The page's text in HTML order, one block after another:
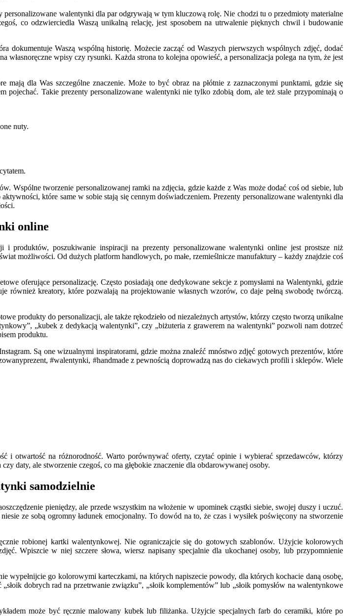
walentynki dla par odgrywają w tym kluczową rolę. Nie chodzi tu o przedmioty materialne
co odzwierciedla Waszą unikalną relację, jest sposobem na utrwalenie pięknych chwil i budowanie
dokumentuje Waszą wspólną historię. Możecie zacząć od Waszych pierwszych wspólnych zdjęć, dodać
wpisy czy rysunki. Każda strona to kolejna opowieść, a personalizacja polega na tym, że jest
dla Was szczególne znaczenie. Może to być obraz na płótnie z zaznaczonymi punktami, gdzie się
Takie prezenty personalizowane walentynki nie tylko zdobią dom, ale też stale przypominają o
nuty.
Wspólne tworzenie personalizowanej ramki na zdjęcia, gdzie każde z Was może dodać coś od siebie, lub
które same w sobie stają się cennym doświadczeniem. Prezenty personalizowane walentynki dla
online
produktów, poszukiwanie inspiracji na prezenty personalizowane walentynki online jest prostsze niż
możliwości. Od dużych platform handlowych, po małe, rzemieślnicze manufaktury – każdy znajdzie coś
oferujące personalizację. Często posiadają one dedykowane sekcje z pomysłami na Walentynki, gdzie
kreatory, które pozwalają na projektowanie własnych wzorów, co daje pełną swobodę twórczą.
produkty do personalizacji, ale także rękodzieło od niezależnych artystów, którzy często tworzą unikalne
„kubek z dedykacją walentynki”, czy „biżuteria z grawerem na walentynki” pozwoli nam dotrzeć
produktu.
Są one wizualnymi inspiratorami, gdzie można znaleźć mnóstwo zdjęć gotowych prezentów, które
#walentynki, #handmade z pewnością doprowadzą nas do ciekawych profili i sklepów. Wiele
i otwartość na różnorodność. Warto porównywać oferty, czytać opinie i wybierać sprzedawców, którzy
daty, ale stworzenie czegoś, co ma głębokie znaczenie dla obdarowywanej osoby.
samodzielnie
pieniędzy, ale przede wszystkim na włożenie w upominek cząstki siebie, swojej duszy i uczuć.
ze sobą ogromny ładunek emocjonalny. To dowód na to, że czas i wysiłek poświęcony na stworzenie
robionej kartki walentynkowej. Nie ograniczajcie się do gotowych szablonów. Użyjcie kolorowych
Wpiszcie w niej szczere słowa, wiersz napisany specjalnie dla ukochanej osoby, lub przypomnienie
wypełnijcie go kolorowymi karteczkami, na których napiszecie powody, dla których kochacie daną osobę,
dobrych rad na przetrwanie związku”, „słoik komplementów” lub „słoik pomysłów na walentynkowe
może być ręcznie malowany kubek lub filiżanka. Użyjcie specjalnych farb do ceramiki, które po